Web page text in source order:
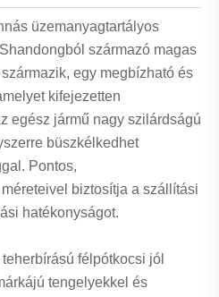
üzemanyagtartályos
származó magas
egy megbízható és
kifejezetten
egész jármű nagy szilárdságú
büszkélkedhet
Pontos,
biztosítja a szállítási
hatékonyságot.
félpótkocsi jól
tengelyekkel és